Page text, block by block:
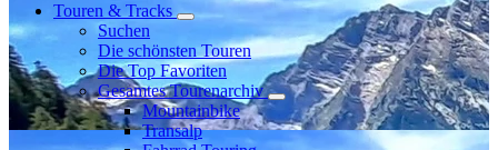
Touren & Tracks
Suchen
Die schönsten Touren
Die Top Favoriten
Gesamtes Tourenarchiv
Mountainbike
Transalp